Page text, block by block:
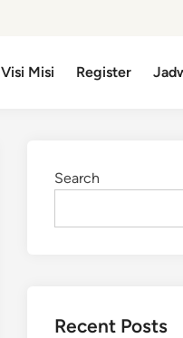
Visi Misi Register
Search
Recent Posts